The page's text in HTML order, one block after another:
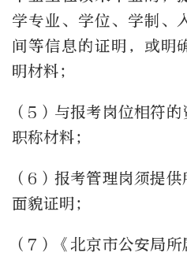
学专业、学位、学制、
间等信息的证明，或明
明材料；
（5）与报考岗位相符的
职称材料；
（6）报考管理岗须提
面貌证明；
（7）《北京市公安局